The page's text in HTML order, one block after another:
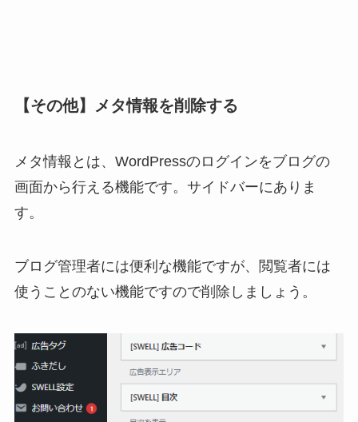
【その他】メタ情報を削除する
メタ情報とは、WordPressのログインをブログの
画面から行える機能です。サイドバーにありま
す。
ブログ管理者には便利な機能ですが、閲覧者には
使うことのない機能ですので削除しましょう。